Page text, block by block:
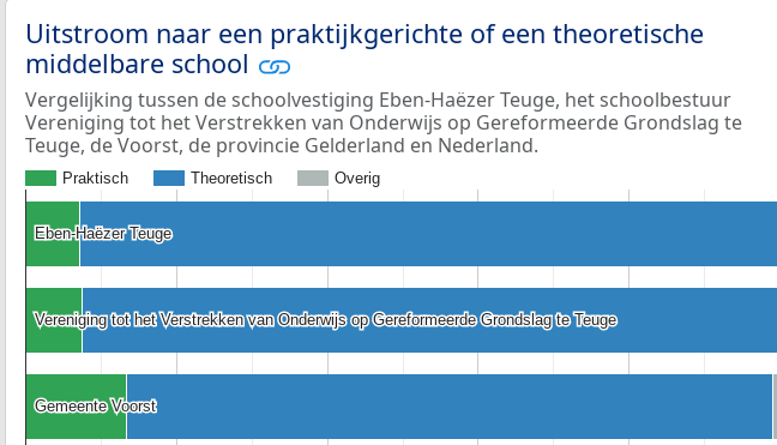
Uitstroom naar een praktijkgerichte of een theoretische
middelbare school
Vergelijking tussen de schoolvestiging Eben-Haëzer Teuge, het schoolbestuur
Vereniging tot het Verstrekken van Onderwijs op Gereformeerde Grondslag te
Teuge, de Voorst, de provincie Gelderland en Nederland.
Praktisch Theoretisch Overig
Eben-Haëzer Teuge
Eben-Haëzer Teuge
Vereniging tot het Verstrekken van Onderwijs op Gereformeerde Grondslag te Teuge
Vereniging tot het Verstrekken van Onderwijs op Gereformeerde Grondslag te Teuge
Gemeente Voorst
Gemeente Voorst